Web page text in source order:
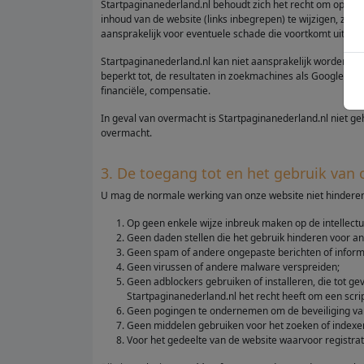
Startpaginanederland.nl behoudt zich het recht om op
inhoud van de website (links inbegrepen) te wijzigen,
aansprakelijk voor eventuele schade die voortkomt uit
Startpaginanederland.nl kan niet aansprakelijk worden
beperkt tot, de resultaten in zoekmachines als Google,
financiële, compensatie.
In geval van overmacht is Startpaginanederland.nl niet
overmacht.
3. De toegang tot en het gebruik van
U mag de normale werking van onze website niet
Op geen enkele wijze inbreuk maken op de
Geen daden stellen die het gebruik hinderen voor
Geen spam of andere ongepaste berichten of
Geen virussen of andere malware verspreiden;
Geen adblockers gebruiken of installeren, die tot
Startpaginanederland.nl het recht heeft om een
Geen pogingen te ondernemen om de beveiliging
Geen middelen gebruiken voor het zoeken of
Voor het gedeelte van de website waarvoor